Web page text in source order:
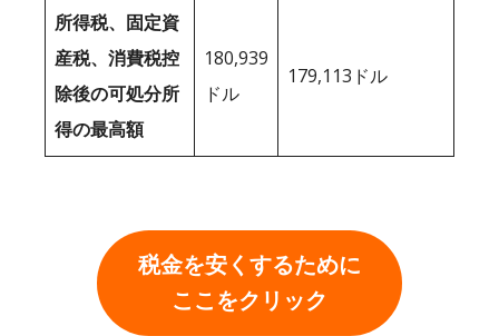
所得税、固定資
産税、消費税控
除後の可処分所
得の最高額
180,939
ドル
179,113ドル
税金を安くするために
ここをクリック